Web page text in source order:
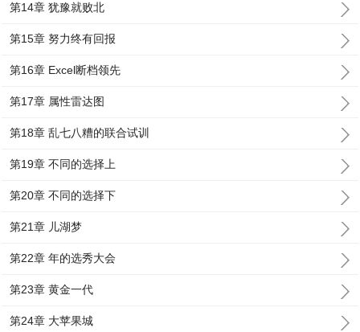
第14章 犹豫就败北
第15章 努力终有回报
第16章 Excel断档领先
第17章 属性雷达图
第18章 乱七八糟的联合试训
第19章 不同的选择上
第20章 不同的选择下
第21章 儿湖梦
第22章 年的选秀大会
第23章 黄金一代
第24章 大苹果城